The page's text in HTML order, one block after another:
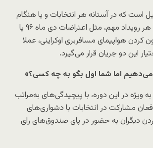
که در آستانه هر انتخابات و یا هنگام
موضع‌گیری در قبال هر رویداد مهم، مثل اعتراضات دی ماه ۹۶ یا
یا سرنگون کردن هواپیمای مسافربری اوکراینی، عملا
این دو جریان قرار می‌گیرد.
اما شما اول بگو به چه کسی؟»
ویژه در این دوره، با پیچیدگی‌های به‌مراتب
مشارکت در انتخابات با دشواری‌های
دیگران به حضور در پای صندوق‌های رای